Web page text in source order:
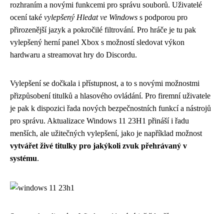
rozhraním a novými funkcemi pro správu souborů. Uživatelé
ocení také vylepšený Hledat ve Windows s podporou pro
přirozenější jazyk a pokročilé filtrování. Pro hráče je tu pak
vylepšený herní panel Xbox s možností sledovat výkon
hardwaru a streamovat hry do Discordu.
Vylepšení se dočkala i přístupnost, a to s novými možnostmi
přizpůsobení titulků a hlasového ovládání. Pro firemní uživatele
je pak k dispozici řada nových bezpečnostních funkcí a nástrojů
pro správu. Aktualizace Windows 11 23H1 přináší i řadu
menších, ale užitečných vylepšení, jako je například možnost
vytvářet živé titulky pro jakýkoli zvuk přehrávaný v
systému.